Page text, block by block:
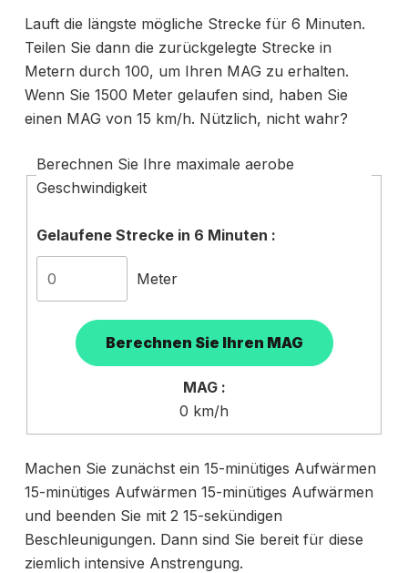
Lauft die längste mögliche Strecke für 6 Minuten.
Teilen Sie dann die zurückgelegte Strecke in
Metern durch 100, um Ihren MAG zu erhalten.
Wenn Sie 1500 Meter gelaufen sind, haben Sie
einen MAG von 15 km/h. Nützlich, nicht wahr?
Berechnen Sie Ihre maximale aerobe
Geschwindigkeit
Gelaufene Strecke in 6 Minuten :
Meter
MAG :
0 km/h
Machen Sie zunächst ein 15-minütiges Aufwärmen
15-minütiges Aufwärmen 15-minütiges Aufwärmen
und beenden Sie mit 2 15-sekündigen
Beschleunigungen. Dann sind Sie bereit für diese
ziemlich intensive Anstrengung.